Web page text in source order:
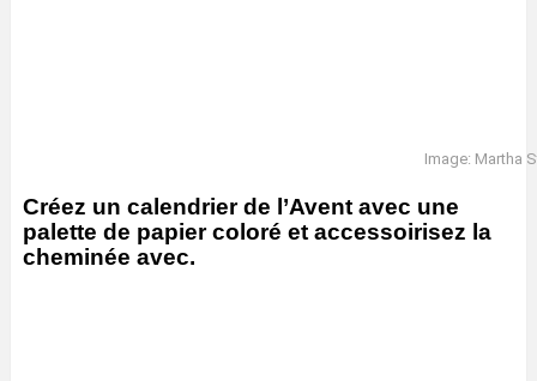
Image: Martha
Créez un calendrier de l’Avent avec une
palette de papier coloré et accessoirisez la
cheminée avec.